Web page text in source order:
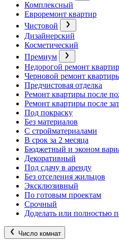
Комплексный
Евроремонт квартир
Чистовой
Дизайнерский
Косметический
Премиум
Недорогой ремонт
Черновой ремонт
Предчистовая отделка
Ремонт квартиры после
Ремонт квартиры после
Под покраску
Без материалов
С стройматериалами
В срок за 2 месяца
Бюджетный и эконом
Декоративный
Под сдачу в аренду
Без отселения жильцов
Эксклюзивный
По готовым проектам
Срочный
Доделать или полностью
Число комнат